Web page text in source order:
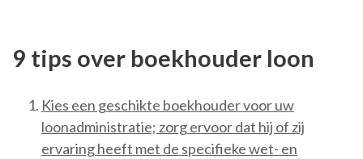
9 tips over boekhouder loon
Kies een geschikte boekhouder voor uw
loonadministratie; zorg ervoor dat hij of zij
ervaring heeft met de specifieke wet- en